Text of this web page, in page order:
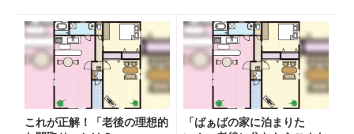
これが正解！「老後の理想的
「ばぁばの家に泊まりた